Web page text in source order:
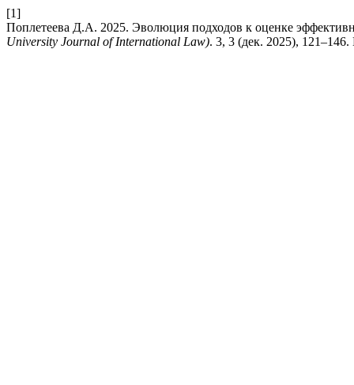
[1]
Поплетеева Д.А. 2025. Эволюция подходов к оценке
University Journal of International Law). 3, 3 (дек. 2025),